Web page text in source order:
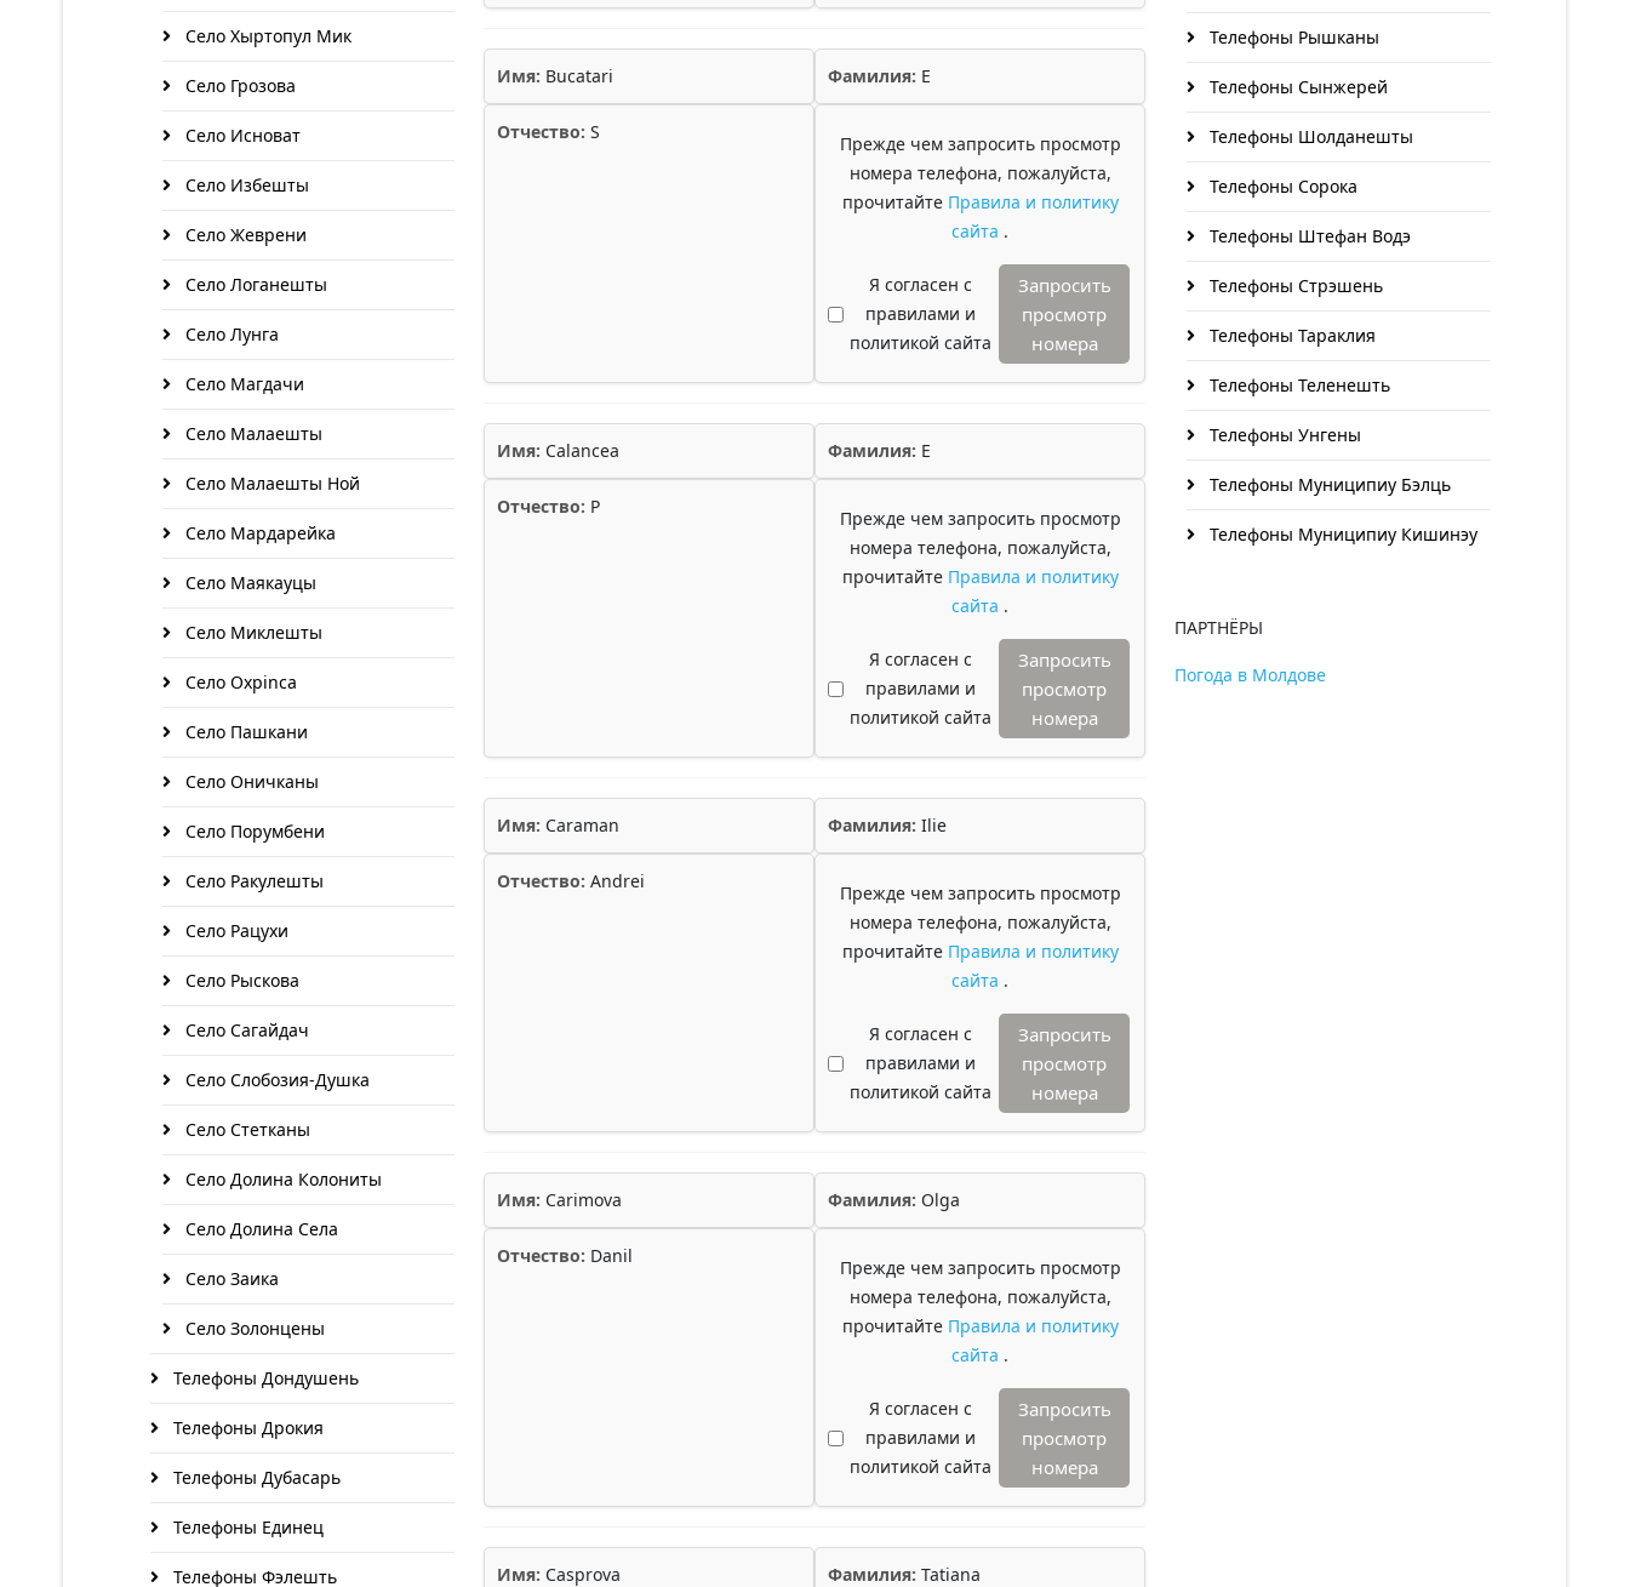
Село Хыртопул Мик
Село Грозова
Село Исноват
Село Избешты
Село Жеврени
Село Логанешты
Село Лунга
Село Магдачи
Село Малаешты
Село Малаешты Ной
Село Мардарейка
Село Маякауцы
Село Миклешты
Село Охрinca
Село Пашкани
Село Оничканы
Село Порумбени
Село Ракулешты
Село Рацухи
Село Рыскова
Село Сагайдач
Село Слобозия-Душка
Село Стетканы
Село Долина Колониты
Село Долина Села
Село Заика
Село Золонцены
Телефоны Дондушень
Телефоны Дрокия
Телефоны Дубасарь
Телефоны Единец
Телефоны Фэлешть
Имя: Bucatari Фамилия: E
Отчество: S
Прежде чем запросить просмотр
номера телефона, пожалуйста,
прочитайте Правила и политику
сайта .
Я согласен с
правилами и
политикой сайта
Запросить
просмотр
номера
Имя: Calancea Фамилия: E
Отчество: P
Прежде чем запросить просмотр
номера телефона, пожалуйста,
прочитайте Правила и политику
сайта .
Я согласен с
правилами и
политикой сайта
Запросить
просмотр
номера
Имя: Caraman Фамилия: Ilie
Отчество: Andrei
Прежде чем запросить просмотр
номера телефона, пожалуйста,
прочитайте Правила и политику
сайта .
Я согласен с
правилами и
политикой сайта
Запросить
просмотр
номера
Имя: Carimova Фамилия: Olga
Отчество: Danil
Прежде чем запросить просмотр
номера телефона, пожалуйста,
прочитайте Правила и политику
сайта .
Я согласен с
правилами и
политикой сайта
Запросить
просмотр
номера
Имя: Casprova Фамилия: Tatiana
Телефоны Рышканы
Телефоны Сынжерей
Телефоны Шолданешты
Телефоны Сорока
Телефоны Штефан Водэ
Телефоны Стрэшень
Телефоны Тараклия
Телефоны Теленешть
Телефоны Унгены
Телефоны Муниципиу Бэлць
Телефоны Муниципиу Кишинэу
ПАРТНЁРЫ
Погода в Молдове